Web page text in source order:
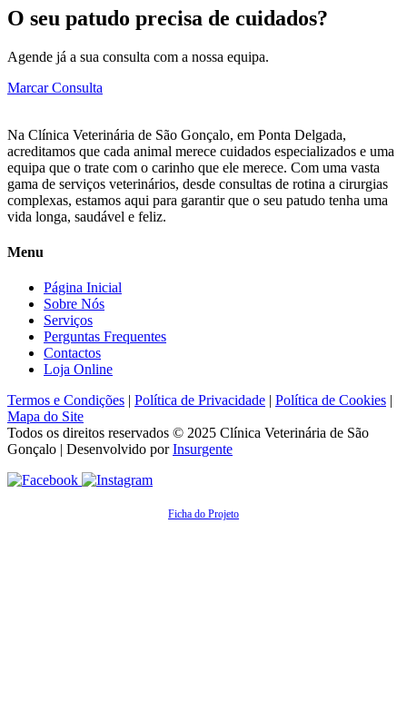
O seu patudo precisa de cuidados?
Agende já a sua consulta com a nossa equipa.
Marcar Consulta
Na Clínica Veterinária de São Gonçalo, em Ponta Delgada,
acreditamos que cada animal merece cuidados especializados e uma
equipa que o trate com o carinho que ele merece. Com uma vasta
gama de serviços veterinários, desde consultas de rotina a cirurgias
complexas, estamos aqui para garantir que o seu patudo tenha uma
vida longa, saudável e feliz.
Menu
Página Inicial
Sobre Nós
Serviços
Perguntas Frequentes
Contactos
Loja Online
Termos e Condições | Política de Privacidade | Política de Cookies |
Mapa do Site
Todos os direitos reservados © 2025 Clínica Veterinária de São
Gonçalo | Desenvolvido porInsurgente
Ficha do Projeto